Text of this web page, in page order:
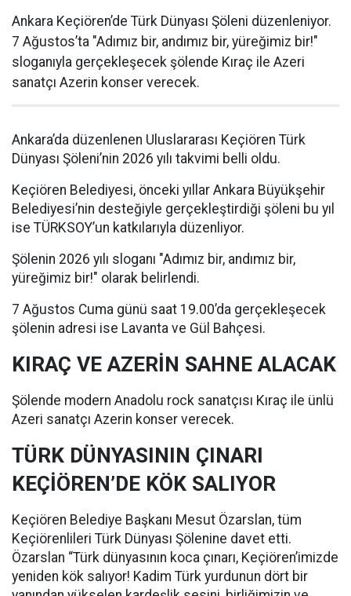
Ankara Keçiören’de Türk Dünyası Şöleni düzenleniyor.
7 Ağustos’ta "Adımız bir, andımız bir, yüreğimiz bir!"
sloganıyla gerçekleşecek şölende Kıraç ile Azeri
sanatçı Azerin konser verecek.
Ankara’da düzenlenen Uluslararası Keçiören Türk
Dünyası Şöleni’nin 2026 yılı takvimi belli oldu.
Keçiören Belediyesi, önceki yıllar Ankara Büyükşehir
Belediyesi’nin desteğiyle gerçekleştirdiği şöleni bu yıl
ise TÜRKSOY’un katkılarıyla düzenliyor.
Şölenin 2026 yılı sloganı "Adımız bir, andımız bir,
yüreğimiz bir!" olarak belirlendi.
7 Ağustos Cuma günü saat 19.00’da gerçekleşecek
şölenin adresi ise Lavanta ve Gül Bahçesi.
KIRAÇ VE AZERİN SAHNE ALACAK
Şölende modern Anadolu rock sanatçısı Kıraç ile ünlü
Azeri sanatçı Azerin konser verecek.
TÜRK DÜNYASININ ÇINARI
KEÇİÖREN’DE KÖK SALIYOR
Keçiören Belediye Başkanı Mesut Özarslan, tüm
Keçiörenlileri Türk Dünyası Şölenine davet etti.
Özarslan “Türk dünyasının koca çınarı, Keçiören’imizde
yeniden kök salıyor! Kadim Türk yurdunun dört bir